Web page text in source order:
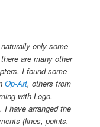
naturally only some
are many other
I found some
Op-Art, others from
with Logo,
I have arranged the
(lines, points,